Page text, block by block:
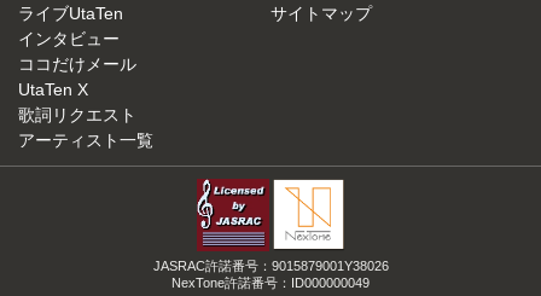
ライブUtaTen
インタビュー
ココだけメール
UtaTen X
歌詞リクエスト
アーティスト一覧
サイトマップ
JASRAC許諾番号：9015879001Y38026
NexTone許諾番号：ID000000049